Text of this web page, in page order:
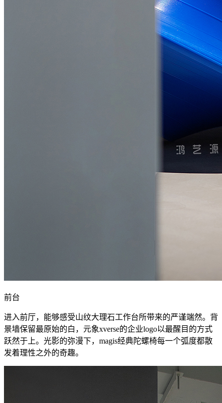
前台
进入前厅，能够感受山纹大理石工作台所带来的严谨端然。背
景墙保留最原始的白，元象xverse的企业logo以最醒目的方式
跃然于上。光影的弥漫下，magis经典陀螺椅每一个弧度都散
发着理性之外的奇趣。